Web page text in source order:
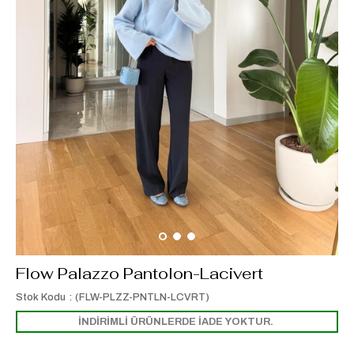
Flow Palazzo Pantolon-Lacivert
Stok Kodu (FLW-PLZZ-PNTLN-LCVRT)
İNDİRİMLİ ÜRÜNLERDE İADE YOKTUR.